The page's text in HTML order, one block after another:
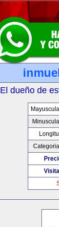
El dueño de